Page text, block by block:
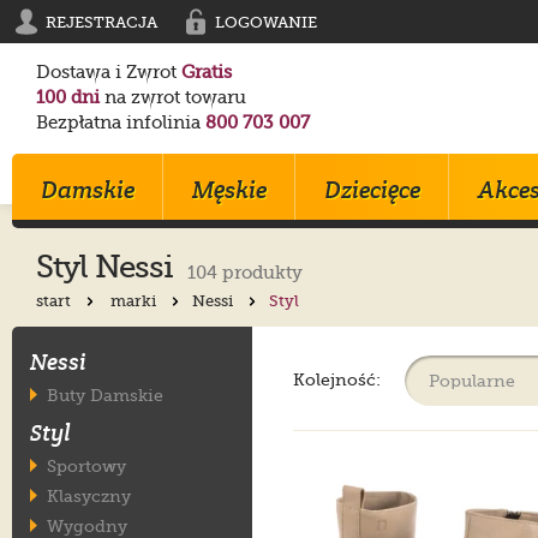
REJESTRACJA LOGOWANIE
Dostawa i Zwrot Gratis
100 dnina zwrot towaru
Bezpłatna infolinia 800 703 007
Damskie
Sandały
Na Obcasie
Trampki
Sportowe
Półbuty
Converse
Crocs
Maciejka
Melissa
Blundstone
Męskie
Trampki
Sztyblety
Sportowe
Półbuty
Glany
Blundstone
Converse
Skechers
Crocs
Tommy Hilfiger
Dziecięce
Sportowe
Klapki
Sandałki
Kozaki
Balerinki
Crocs
Birkenstock
Geox
Salomon
EMU Australia
Styl Nessi 104 produkty
start marki Nessi Styl
Nessi
Buty Damskie
Styl
Sportowy
Klasyczny
Wygodny
Kolejność: